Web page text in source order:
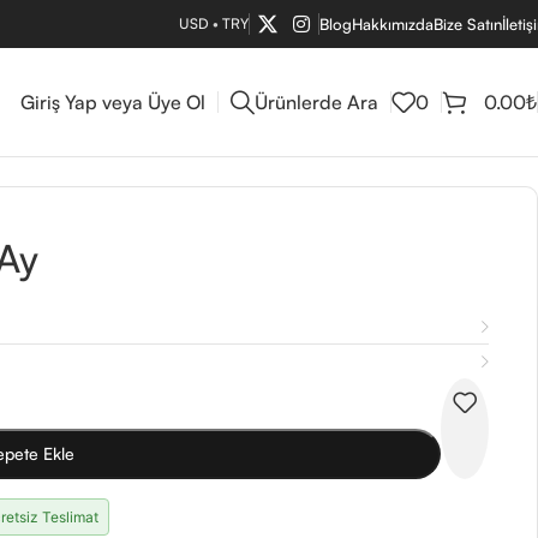
USD •TRY BlogHakkımızdaBize Satın
Giriş Yap veya Üye Ol Ürünlerde Ara 0 0.00₺
Ekle
Teslimat